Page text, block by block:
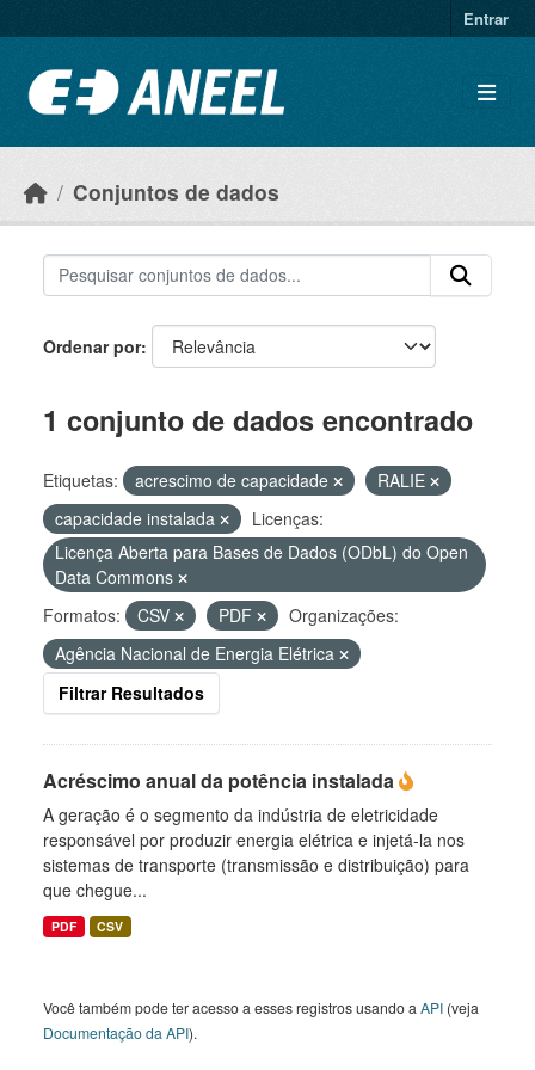
Entrar
Conjuntos de dados
Ordenar por
1 conjunto de dados encontrado
Etiquetas: acrescimo de capacidade
RALIE
capacidade instalada
Licenças:
Licença Aberta para Bases de Dados (ODbL) do Open
Data Commons
Formatos:
CSV PDF
Organizações:
Agência Nacional de Energia Elétrica
Filtrar Resultados
Acréscimo anual da potência instalada
A geração é o segmento da indústria de eletricidade
responsável por produzir energia elétrica e injetá-la nos
sistemas de transporte (transmissão e distribuição) para
que chegue...
PDF CSV
Você também pode ter acesso a esses registros usando a API (veja
Documentação da API).